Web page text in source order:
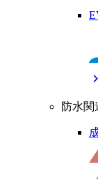
chevron_right
防水関